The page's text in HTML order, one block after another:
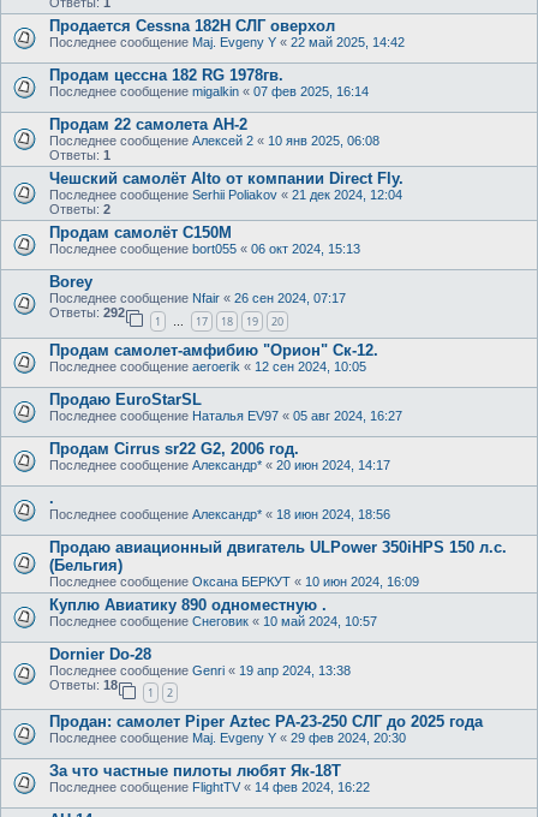
Продается Cessna 182H СЛГ оверхол
Последнее сообщение Maj. Evgeny Y « 22 май 2025, 14:42
Продам цессна 182 RG 1978гв.
Последнее сообщение migalkin « 07 фев 2025, 16:14
Продам 22 самолета АН-2
Последнее сообщение Алексей 2 « 10 янв 2025, 06:08
Ответы: 1
Чешский самолёт Alto от компании Direct Fly.
Последнее сообщение Serhii Poliakov « 21 дек 2024, 12:04
Ответы: 2
Продам самолёт С150М
Последнее сообщение bort055 « 06 окт 2024, 15:13
Borey
Последнее сообщение Nfair « 26 сен 2024, 07:17
Ответы: 292
1 … 17 18 19 20
Продам самолет-амфибию "Орион" Ск-12.
Последнее сообщение aeroerik « 12 сен 2024, 10:05
Продаю EuroStarSL
Последнее сообщение Наталья EV97 « 05 авг 2024, 16:27
Продам Cirrus sr22 G2, 2006 год.
Последнее сообщение Александр* « 20 июн 2024, 14:17
.
Последнее сообщение Александр* « 18 июн 2024, 18:56
Продаю авиационный двигатель ULPower 350iHPS 150 л.с.
(Бельгия)
Последнее сообщение Оксана БЕРКУТ « 10 июн 2024, 16:09
Куплю Авиатику 890 одноместную .
Последнее сообщение Снеговик « 10 май 2024, 10:57
Dornier Do-28
Последнее сообщение Genri « 19 апр 2024, 13:38
Ответы: 18
1 2
Продан: самолет Piper Aztec PA-23-250 СЛГ до 2025 года
Последнее сообщение Maj. Evgeny Y « 29 фев 2024, 20:30
За что частные пилоты любят Як-18Т
Последнее сообщение FlightTV « 14 фев 2024, 16:22